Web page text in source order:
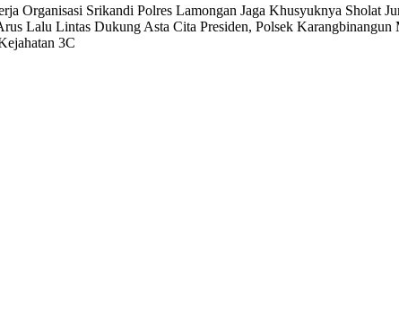
Organisasi Srikandi Polres Lamongan Jaga Khusyuknya Sholat
Lalu Lintas Dukung Asta Cita Presiden, Polsek
3C